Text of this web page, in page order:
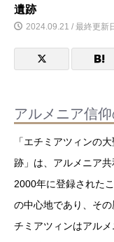
遺跡
2024.09.21 / 最終更新
アルメニア信
「エチミアツィンの
跡」は、アルメニア
2000年に登録された
の中心地であり、そ
チミアツィンはアル